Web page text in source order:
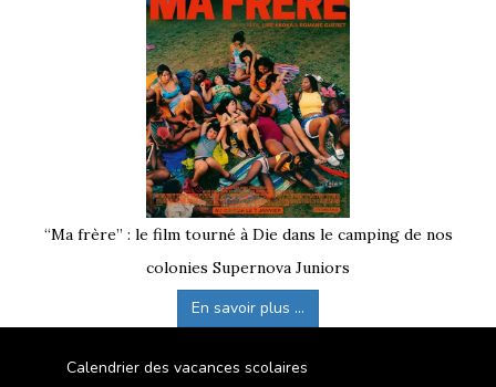
“Ma frère” : le film tourné à Die dans le camping de nos
colonies Supernova Juniors
En savoir plus ...
Calendrier des vacances scolaires